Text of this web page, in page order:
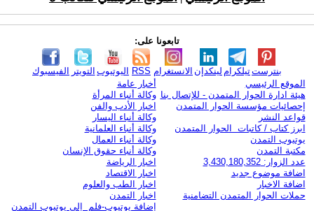
تابعونا على:
الفيسبوك التويتر اليوتيوب RSS الانستغرام لينكدإن تيلكرامبنترست
الموقع الرئيسي
هيئة ادارة الحوار المتمدن - للإتصال بنا
إحصائيات مؤسسة الحوار المتمدن
قواعد النشر
ابرز كتاب / كاتبات الحوار المتمدن
يوتيوب التمدن
مكتبة التمدن
عدد الزوار: 3,430,180,352
اضافة موضوع جديد
اضافة الاخبار
حملات الحوار المتمدن التضامنية
أخبار عامة
وكالة أنباء المرأة
اخبار الأدب والفن
وكالة أنباء اليسار
وكالة أنباء العلمانية
وكالة أنباء العمال
وكالة أنباء حقوق الإنسان
اخبار الرياضة
اخبار الاقتصاد
اخبار الطب والعلوم
اخبار التمدن
إضافة يوتيوب-فلم إلى يوتيوب التمدن